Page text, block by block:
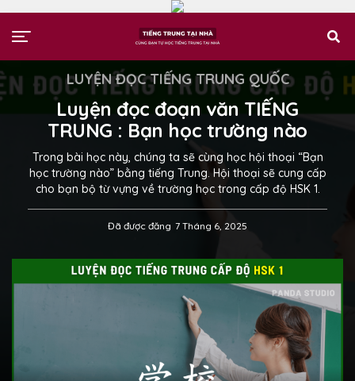
LUYỆN ĐỌC TIẾNG TRUNG QUỐC
Luyện đọc đoạn văn TIẾNG
TRUNG : Bạn học trường nào
Trong bài học này, chúng ta sẽ cùng học hội thoại “Bạn
học trường nào” bằng tiếng Trung. Hội thoại sẽ cung cấp
cho bạn bộ từ vựng về trường học trong cấp độ HSK 1.
Đã được đăng 7 Tháng 6, 2025